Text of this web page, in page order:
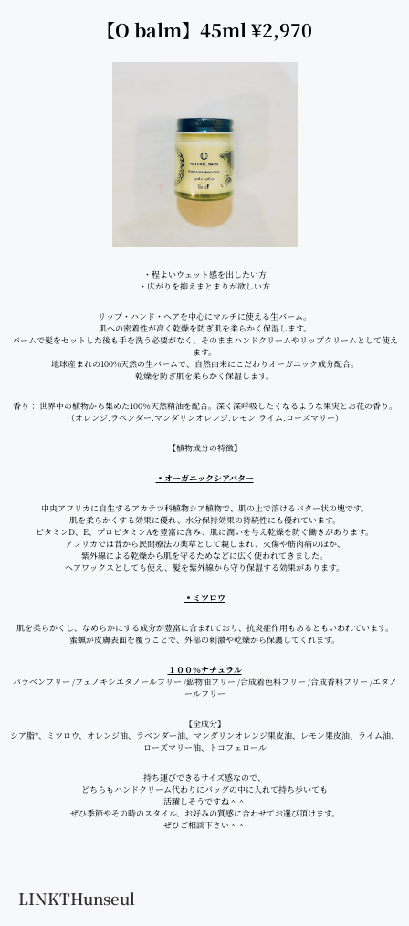
【O balm】45ml ¥2,970
・程よいウェット感を出したい方
・広がりを抑えまとまりが欲しい方
リップ・ハンド・ヘアを中心にマルチに使える生バーム。
肌への密着性が高く乾燥を防ぎ肌を柔らかく保湿します。
バームで髪をセットした後も手を洗う必要がなく、そのままハンドクリームやリップクリームとして使え
ます。
地球産まれの100%天然の生バームで、自然由来にこだわりオーガニック成分配合。
乾燥を防ぎ肌を柔らかく保湿します。
香り： 世界中の植物から集めた100％天然精油を配合。深く深呼吸したくなるような果実とお花の香り。
（オレンジ.ラベンダー.マンダリンオレンジ.レモン.ライム.ローズマリー）
【植物成分の特徴】
▪オーガニックシアバター
中央アフリカに自生するアカテツ科植物シア植物で、肌の上で溶けるバター状の塊です。
肌を柔らかくする効果に優れ、水分保持効果の持続性にも優れています。
ビタミンD、E、プロビタミンAを豊富に含み、肌に潤いを与え乾燥を防ぐ働きがあります。
アフリカでは昔から民間療法の薬草として親しまれ、火傷や筋肉痛のほか、
紫外線による乾燥から肌を守るためなどに広く使われてきました。
ヘアワックスとしても使え、髪を紫外線から守り保湿する効果があります。
▪ミツロウ
肌を柔らかくし、なめらかにする成分が豊富に含まれており、抗炎症作用もあるともいわれています。
蜜蝋が皮膚表面を覆うことで、外部の刺激や乾燥から保護してくれます。
１００％ナチュラル
パラベンフリー /フェノキシエタノールフリー /鉱物油フリー /合成着色料フリー /合成香料フリー /エタノ
ールフリー
【全成分】
シア脂*、ミツロウ、オレンジ油、ラベンダー油、マンダリンオレンジ果皮油、レモン果皮油、ライム油、
ローズマリー油、トコフェロール
持ち運びできるサイズ感なので、
どちらもハンドクリーム代わりにバッグの中に入れて持ち歩いても
活躍しそうですね＾＾
ぜひ季節やその時のスタイル、お好みの質感に合わせてお選び頂けます。
ぜひご相談下さい＾＾
LINKTHunseul